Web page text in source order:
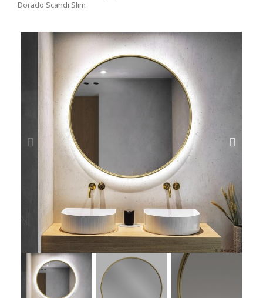
Dorado Scandi Slim